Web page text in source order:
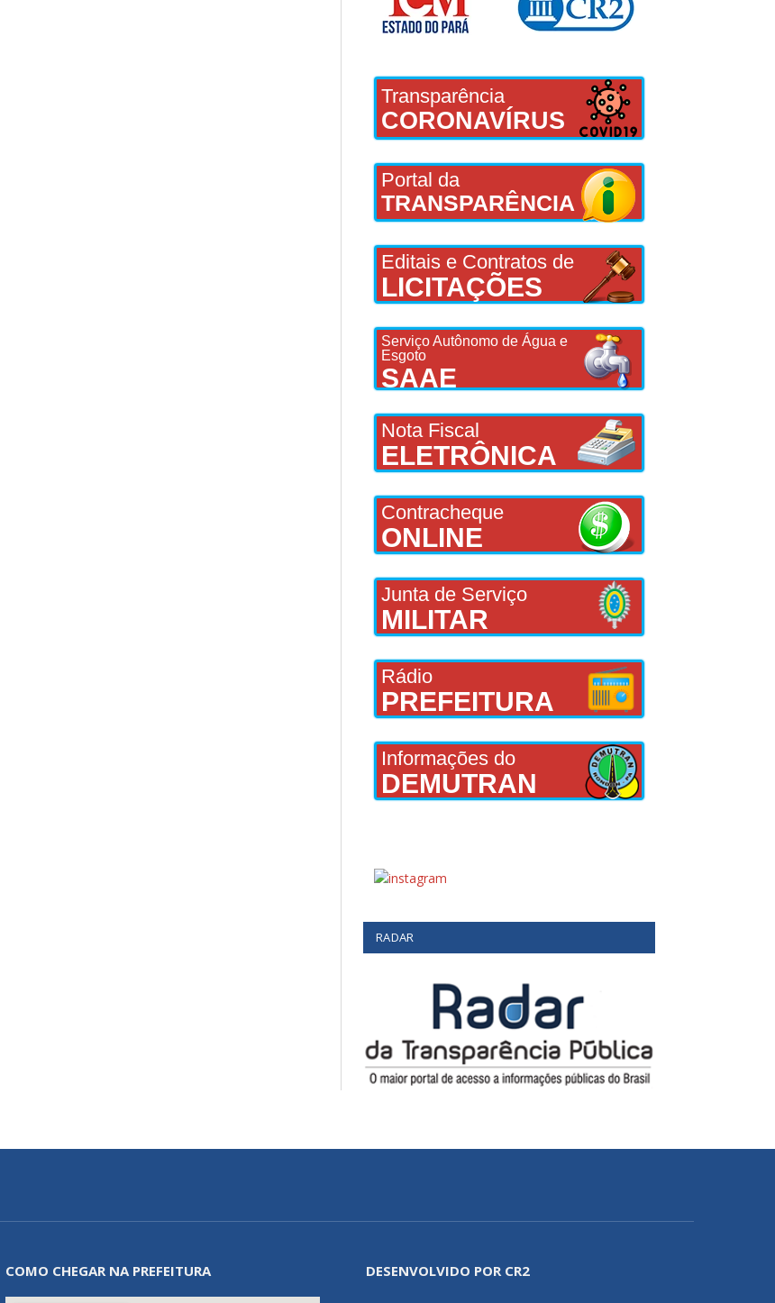
Transparência
CORONAVÍRUS
Portal da
TRANSPARÊNCIA
Editais e Contratos de
LICITAÇÕES
Serviço Autônomo de Água e
Esgoto
SAAE
Nota Fiscal
ELETRÔNICA
Contracheque
ONLINE
Junta de Serviço
MILITAR
Rádio
PREFEITURA
Informações do
DEMUTRAN
RADAR
COMO CHEGAR NA PREFEITURA DESENVOLVIDO POR CR2